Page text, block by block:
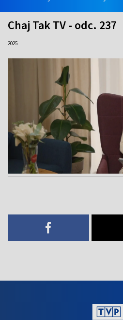
Chaj Tak TV - odc. 237
2025